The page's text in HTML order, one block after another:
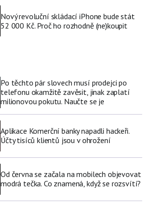
Nový revoluční skládací iPhone bude stát
52 000 Kč. Proč ho rozhodně (ne)koupit
Po těchto pár slovech musí prodejci po
telefonu okamžitě zavěsit, jinak zaplatí
milionovou pokutu. Naučte se je
Aplikace Komerční banky napadli hackeři.
Účty tisíců klientů jsou v ohrožení
Od června se začala na mobilech objevovat
modrá tečka. Co znamená, když se rozsvítí?